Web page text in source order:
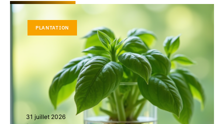
PLANTATION
31 juillet 2026